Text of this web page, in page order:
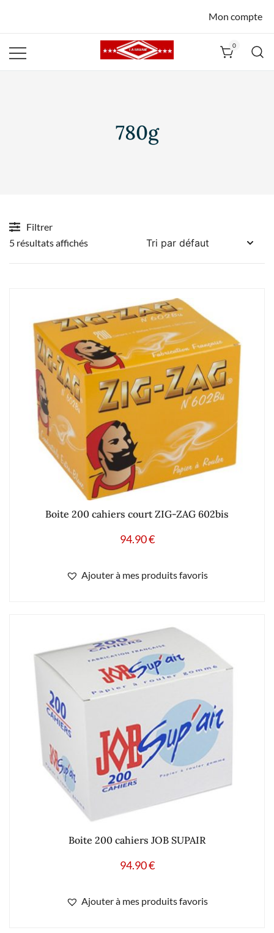
Mon compte
0
780g
Filtrer
5 résultats affichés
Boite 200 cahiers court ZIG-ZAG 602bis
94.90€
Ajouter à mes produits favoris
Boite 200 cahiers JOB SUPAIR
94.90€
Ajouter à mes produits favoris